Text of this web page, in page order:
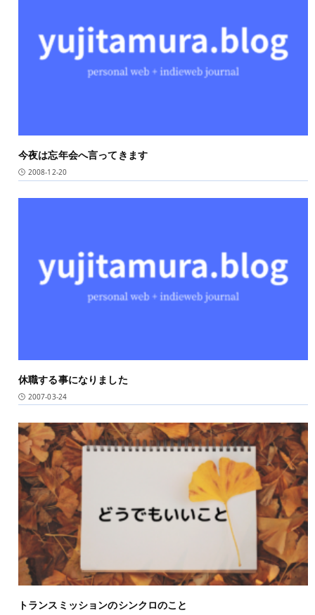
今夜は忘年会へ言ってきます
2008-12-20
休職する事になりました
2007-03-24
トランスミッションのシンクロのこと